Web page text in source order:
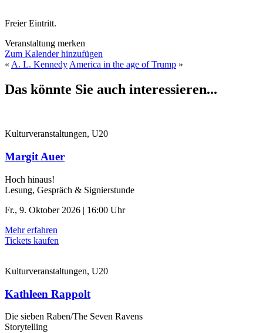
Freier Eintritt.
Veranstaltung merken
Zum Kalender hinzufügen
« A. L. Kennedy America in the age of Trump »
Das könnte Sie auch interessieren...
Kulturveranstaltungen, U20
Margit Auer
Hoch hinaus!
Lesung, Gespräch & Signierstunde
Fr., 9. Oktober 2026 | 16:00 Uhr
Mehr erfahren
Tickets kaufen
Kulturveranstaltungen, U20
Kathleen Rappolt
Die sieben Raben/The Seven Ravens
Storytelling